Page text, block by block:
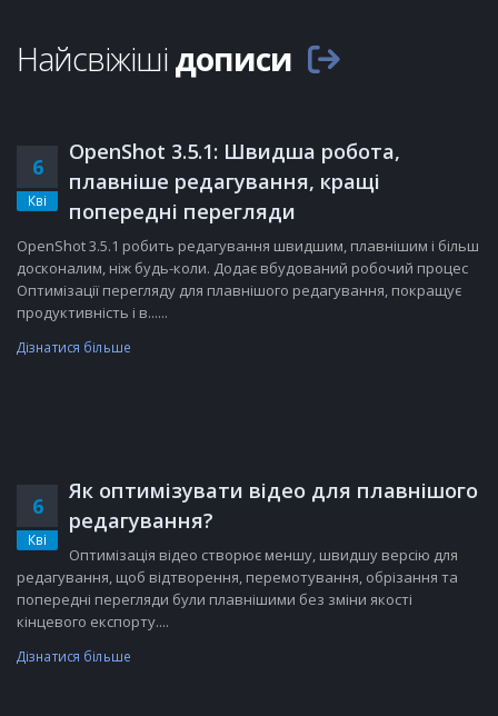
Найсвіжішідописи
6
Кві
OpenShot 3.5.1: Швидша робота,
плавніше редагування, кращі
попередні перегляди
OpenShot 3.5.1 робить редагування швидшим, плавнішим і більш
досконалим, ніж будь-коли. Додає вбудований робочий процес
Оптимізації перегляду для плавнішого редагування, покращує
продуктивність і в......
Дізнатися більше
6
Кві
Як оптимізувати відео для плавнішого
редагування?
Оптимізація відео створює меншу, швидшу версію для
редагування, щоб відтворення, перемотування, обрізання та
попередні перегляди були плавнішими без зміни якості
кінцевого експорту....
Дізнатися більше